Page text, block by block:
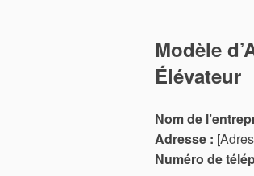
Modèle
Élévateur
Nom de
Adresse :
Numéro de